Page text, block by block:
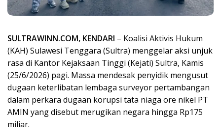
SULTRAWINN.COM, KENDARI – Koalisi Aktivis Hukum
(KAH) Sulawesi Tenggara (Sultra) menggelar aksi unjuk
rasa di Kantor Kejaksaan Tinggi (Kejati) Sultra, Kamis
(25/6/2026) pagi. Massa mendesak penyidik mengusut
dugaan keterlibatan lembaga surveyor pertambangan
dalam perkara dugaan korupsi tata niaga ore nikel PT
AMIN yang disebut merugikan negara hingga Rp175
miliar.